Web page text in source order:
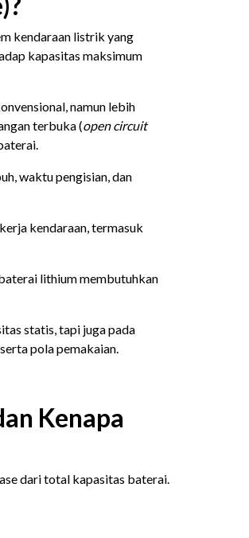
kendaraan listrik yang
kapasitas maksimum
namun lebih
terbuka (open circuit
waktu pengisian, dan
kendaraan, termasuk
lithium membutuhkan
statis, tapi juga pada
pola pemakaian.
Kenapa
dari total kapasitas baterai.